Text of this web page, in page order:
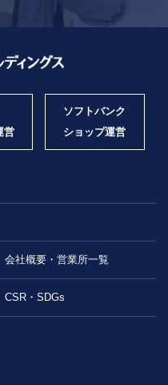
営
ソフトバンク
ショップ運営
会社概要・営業所一覧
CSR・SDGs